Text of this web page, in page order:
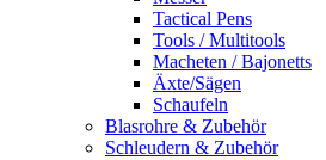
Tactical Pens
Tools / Multitools
Macheten / Bajonetts
Äxte/Sägen
Schaufeln
Blasrohre & Zubehör
Schleudern & Zubehör